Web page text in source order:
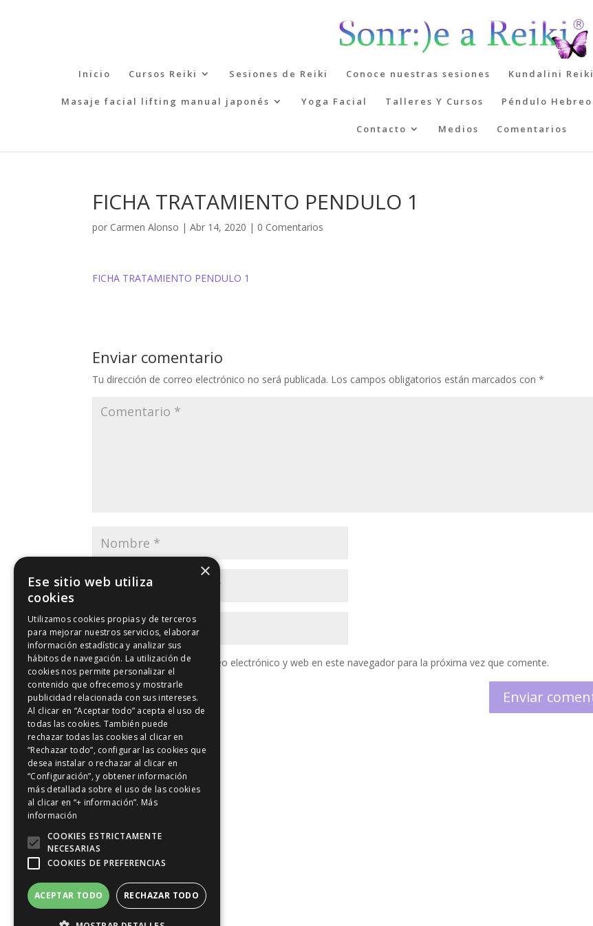
Inicio Cursos Reiki Sesiones de Reiki Conoce nuestras sesiones Kundalini Reiki
Masaje facial lifting manual japonés Yoga Facial Talleres Y Cursos Péndulo Hebreo
Contacto Medios Comentarios
FICHA TRATAMIENTO PENDULO 1
por Carmen Alonso |Abr 14, 2020 | 0 Comentarios
FICHA TRATAMIENTO PENDULO 1
Enviar comentario
Tu dirección de correo electrónico no será publicada. Los campos obligatorios están marcados con*
Guarda mi nombre, correo electrónico y web en este navegador para la próxima vez que comente.
×
Ese sitio web utiliza
cookies
Utilizamos cookies propias y de terceros
para mejorar nuestros servicios, elaborar
información estadística y analizar sus
hábitos de navegación. La utilización de
cookies nos permite personalizar el
contenido que ofrecemos y mostrarle
publicidad relacionada con sus intereses.
Al clicar en “Aceptar todo” acepta el uso de
todas las cookies. También puede
rechazar todas las cookies al clicar en
“Rechazar todo”, configurar las cookies que
desea instalar o rechazar al clicar en
“Configuración”, y obtener información
más detallada sobre el uso de las cookies
al clicar en “+ información”. Más
información
COOKIES ESTRICTAMENTE
NECESARIAS
COOKIES DE PREFERENCIAS
ACEPTAR TODO RECHAZAR TODO